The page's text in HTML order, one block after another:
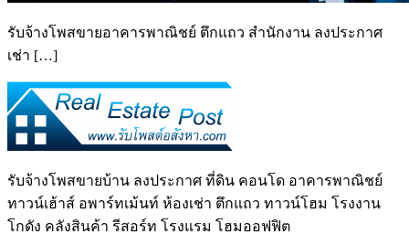
รับจ้างโพสขายอาคารพาณิชย์ ตึกแถว สำนักงาน ลงประกาศ
เช่า […]
รับจ้างโพสขายบ้าน ลงประกาศ ที่ดิน คอนโด อาคารพาณิชย์
ทาวน์เฮ้าส์ อพาร์ทเม้นท์ ห้องเช่า ตึกแถว ทาวน์โฮม โรงงาน
โกดัง คลังสินค้า รีสอร์ท โรงแรม โฮมออฟฟิต